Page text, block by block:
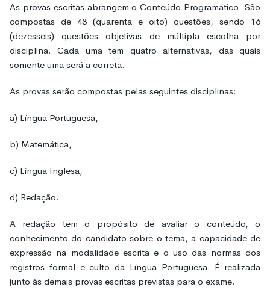
As provas escritas abrangem o Conteúdo Programático. São
compostas de 48 (quarenta e oito) questões, sendo 16
(dezesseis) questões objetivas de múltipla escolha por
disciplina. Cada uma tem quatro alternativas, das quais
somente uma será a correta.
As provas serão compostas pelas seguintes disciplinas:
a) Língua Portuguesa,
b) Matemática,
c) Língua Inglesa,
d) Redação.
A redação tem o propósito de avaliar o conteúdo, o
conhecimento do candidato sobre o tema, a capacidade de
expressão na modalidade escrita e o uso das normas dos
registros formal e culto da Língua Portuguesa. É realizada
junto às demais provas escritas previstas para o exame.